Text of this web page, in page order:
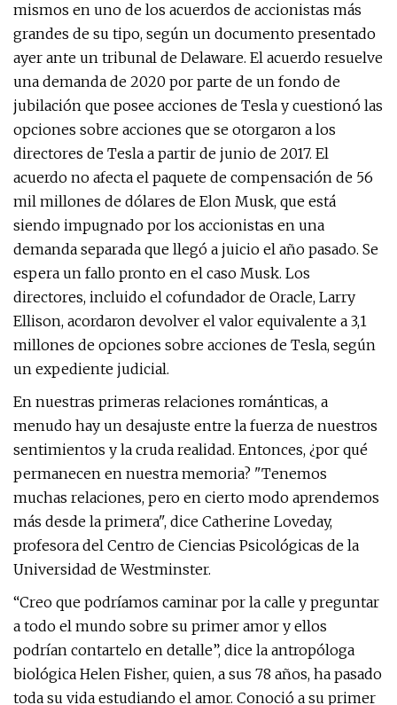
mismos en uno de los acuerdos de accionistas más
grandes de su tipo, según un documento presentado
ayer ante un tribunal de Delaware. El acuerdo resuelve
una demanda de 2020 por parte de un fondo de
jubilación que posee acciones de Tesla y cuestionó las
opciones sobre acciones que se otorgaron a los
directores de Tesla a partir de junio de 2017. El
acuerdo no afecta el paquete de compensación de 56
mil millones de dólares de Elon Musk, que está
siendo impugnado por los accionistas en una
demanda separada que llegó a juicio el año pasado. Se
espera un fallo pronto en el caso Musk. Los
directores, incluido el cofundador de Oracle, Larry
Ellison, acordaron devolver el valor equivalente a 3,1
millones de opciones sobre acciones de Tesla, según
un expediente judicial.
En nuestras primeras relaciones románticas, a
menudo hay un desajuste entre la fuerza de nuestros
sentimientos y la cruda realidad. Entonces, ¿por qué
permanecen en nuestra memoria? "Tenemos
muchas relaciones, pero en cierto modo aprendemos
más desde la primera", dice Catherine Loveday,
profesora del Centro de Ciencias Psicológicas de la
Universidad de Westminster.
“Creo que podríamos caminar por la calle y preguntar
a todo el mundo sobre su primer amor y ellos
podrían contartelo en detalle”, dice la antropóloga
biológica Helen Fisher, quien, a sus 78 años, ha pasado
toda su vida estudiando el amor. Conoció a su primer